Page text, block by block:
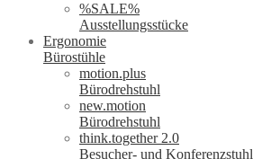
%SALE%
Ausstellungsstücke
Ergonomie
Bürostühle
motion.plus
Bürodrehstuhl
new.motion
Bürodrehstuhl
think.together 2.0
Besucher- und Konferenzstuhl